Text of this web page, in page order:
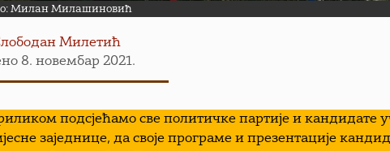
Милан Милашиновић
Милетић
8. новембар 2021.
подсјећамо све политичке партије и кандидате
заједнице, да своје програме и презентације